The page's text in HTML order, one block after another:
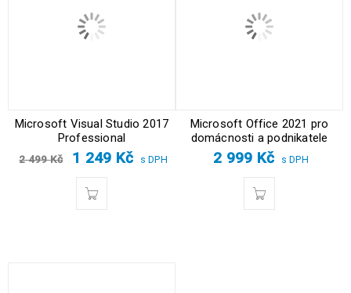
Microsoft Visual Studio 2017
Professional
2 499Kč 1 249 Kč s DPH
Microsoft Office 2021 pro
domácnosti a podnikatele
2 999 Kč s DPH